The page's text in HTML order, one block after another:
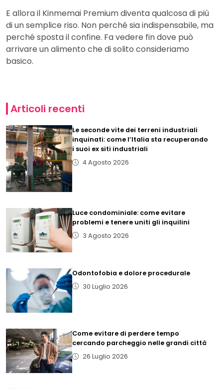
E allora il Kinmemai Premium diventa qualcosa di più
di un semplice riso. Non perché sia indispensabile, ma
perché sposta il confine. Fa vedere fin dove può
arrivare un alimento che di solito consideriamo
basico.
Articoli recenti
Le seconde vite dei terreni industriali
inquinati: come l’Italia sta recuperando
i suoi ex siti industriali
4 Agosto 2026
Luce condominiale: come evitare
problemi e tenere uniti gli inquilini
3 Agosto 2026
Odontofobia e dolore procedurale
30 Luglio 2026
Come evitare di perdere tempo
cercando parcheggio nelle grandi città
26 Luglio 2026